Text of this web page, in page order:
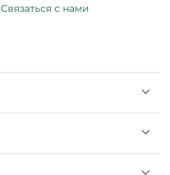
Связаться с нами